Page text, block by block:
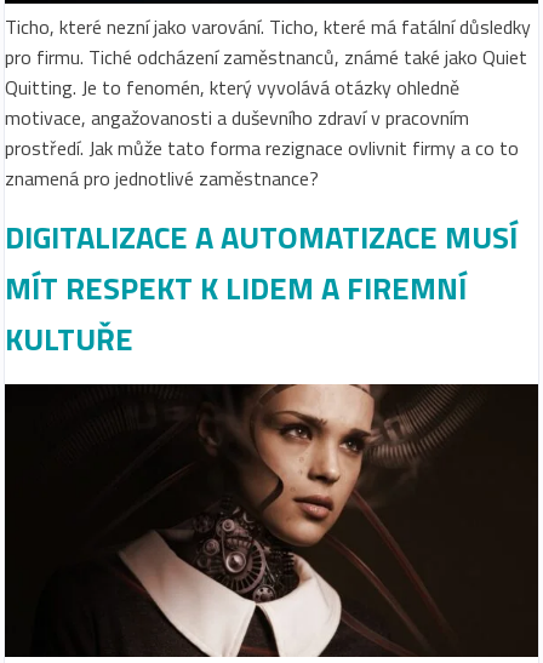
Ticho, které nezní jako varování. Ticho, které má fatální důsledky
pro firmu. Tiché odcházení zaměstnanců, známé také jako Quiet
Quitting. Je to fenomén, který vyvolává otázky ohledně
motivace, angažovanosti a duševního zdraví v pracovním
prostředí. Jak může tato forma rezignace ovlivnit firmy a co to
znamená pro jednotlivé zaměstnance?
DIGITALIZACE A AUTOMATIZACE MUSÍ
MÍT RESPEKT K LIDEM A FIREMNÍ
KULTUŘE